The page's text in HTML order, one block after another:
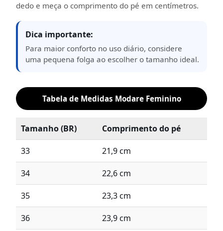
dedo e meça o comprimento do pé em centímetros.
Dica importante:
Para maior conforto no uso diário, considere
uma pequena folga ao escolher o tamanho ideal.
Tabela de Medidas Modare Feminino
Tamanho (BR) Comprimento do pé
33 21,9 cm
34 22,6 cm
35 23,3 cm
36 23,9 cm